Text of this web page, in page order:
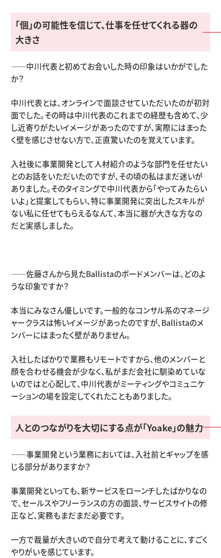
「個」の可能性を信じて、仕事を任せてくれる器の
大きさ
――中川代表と初めてお会いした時の印象はいかがでした
か？
中川代表とは、オンラインで面談させていただいたのが初対
面でした。その時は中川代表のこれまでの経歴も含めて、少
し近寄りがたいイメージがあったのですが、実際にはまった
く壁を感じさせない方で、正直驚いたのを覚えています。
入社後に事業開発として人材紹介のような部門を任せたい
とのお話をいただいたのですが、その頃の私はまだ迷いが
ありました。そのタイミングで中川代表から「やってみたらい
いよ」と提案してもらい、特に事業開発に突出したスキルが
ない私に任せてもらえるなんて、本当に器が大きな方なの
だと実感しました。
――佐藤さんから見たBallistaのボードメンバーは、どのよ
うな印象ですか？
本当にみなさん優しいです。一般的なコンサル系のマネージ
ャークラスは怖いイメージがあったのですが、Ballistaのメ
ンバーにはまったく壁がありません。
入社したばかりで業務もリモートですから、他のメンバーと
顔を合わせる機会が少なく、私がまだ会社に馴染めていな
いのではと心配して、中川代表がミーティングやコミュニケ
ーションの場を設定してくれたこともありました。
人とのつながりを大切にする点が「Yoake」の魅力
――事業開発という業務においては、入社前とギャップを感
じる部分がありますか？
事業開発といっても、新サービスをローンチしたばかりなの
で、セールスやフリーランスの方の面談、サービスサイトの修
正など、実務もまだまだ必要です。
一方で裁量が大きいので自分で考えて動けることに、すごく
やりがいを感じています。